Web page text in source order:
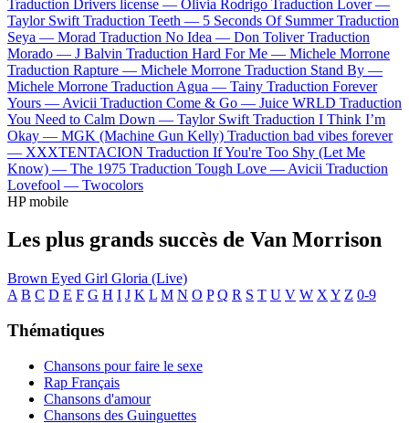
Traduction Drivers license — Olivia Rodrigo Traduction Lover —
Taylor Swift Traduction Teeth — 5 Seconds Of Summer Traduction
Seya — Morad Traduction No Idea — Don Toliver Traduction
Morado — J Balvin Traduction Hard For Me — Michele Morrone
Traduction Rapture — Michele Morrone Traduction Stand By —
Michele Morrone Traduction Agua — Tainy Traduction Forever
Yours — Avicii Traduction Come & Go — Juice WRLD Traduction
You Need to Calm Down — Taylor Swift Traduction I Think I’m
Okay — MGK (Machine Gun Kelly) Traduction bad vibes forever
— XXXTENTACION Traduction If You're Too Shy (Let Me
Know) — The 1975 Traduction Tough Love — Avicii Traduction
Lovefool — Twocolors
HP mobile
Les plus grands succès de Van Morrison
Brown Eyed Girl Gloria (Live)
A B C D E F G H I J K L M N O P Q R S T U V W X Y Z 0-9
Thématiques
Chansons pour faire le sexe
Rap Français
Chansons d'amour
Chansons des Guinguettes